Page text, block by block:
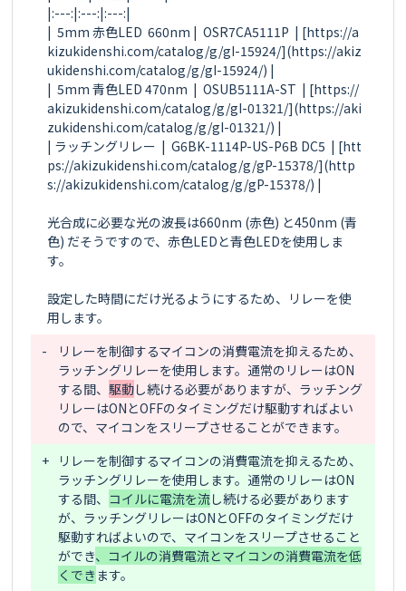
|:---:|:---:|:---:|
|  5mm 赤色LED  660nm |  OSR7CA5111P  | [https://a
kizukidenshi.com/catalog/g/gI-15924/](https://akiz
ukidenshi.com/catalog/g/gI-15924/) |
|  5mm 青色LED 470nm  |  OSUB5111A-ST  | [https://
akizukidenshi.com/catalog/g/gI-01321/](https://aki
zukidenshi.com/catalog/g/gI-01321/) |
| ラッチングリレー  |  G6BK-1114P-US-P6B DC5  | [htt
ps://akizukidenshi.com/catalog/g/gP-15378/](http
s://akizukidenshi.com/catalog/g/gP-15378/) |
光合成に必要な光の波長は660nm (赤色) と450nm (青
色) だそうですので、赤色LEDと青色LEDを使用しま
す。
設定した時間にだけ光るようにするため、リレーを使
-
リレーを制御するマイコンの消費電流を抑えるため、
ラッチングリレーを使用します。通常のリレーはON
する間、 駆動し続ける必要がありますが、ラッチング
リレーはONとOFFのタイミングだけ駆動すればよい
ので、マイコンをスリープさせることができ
+
リレーを制御するマイコンの消費電流を抑えるため、
ラッチングリレーを使用します。通常のリレーはON
する間、 コイルに電流を流し続ける必要があります
が、ラッチングリレーはONとOFFのタイミングだけ
駆動すればよいので、マイコンをスリープさせること
ができ、コイルの消費電流とマイコンの消費電流を低
くでき